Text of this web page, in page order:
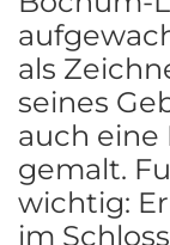
als
seines
auch
gemalt.
wichtig:
im